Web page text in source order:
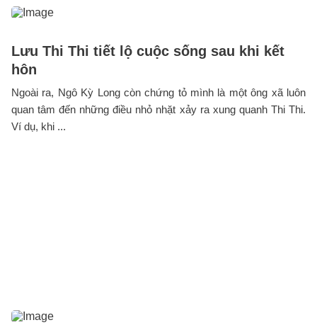
Lưu Thi Thi tiết lộ cuộc sống sau khi kết
hôn
Ngoài ra, Ngô Kỳ Long còn chứng tỏ mình là một ông xã luôn
quan tâm đến những điều nhỏ nhặt xảy ra xung quanh Thi Thi.
Ví dụ, khi ...